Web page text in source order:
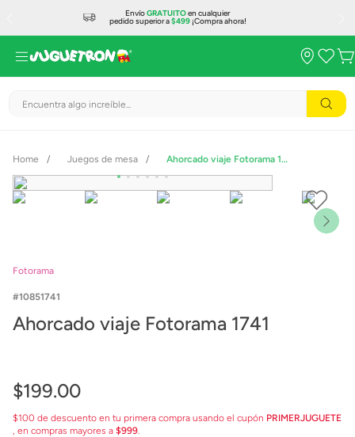
EnvíoGRATUITOen cualquier
pedido superior a$499¡Compra ahora!
Encuentra algo increíble...
Juegos de mesa Ahorcado viaje Fotorama 1741
Fotorama
10851741
Ahorcado viaje Fotorama 1741
$199.00
$100 de descuento en tu primera compra usando el cupón PRIMERJUGUETE
, en compras mayores a $999.